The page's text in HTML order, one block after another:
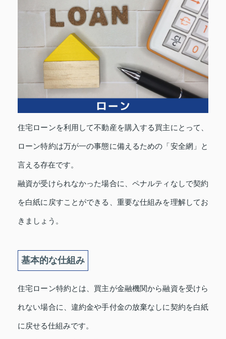
住宅ローンを利用して不動産を購入する買主にとって、
ローン特約は万が一の事態に備えるための「安全網」と
言える存在です。
融資が受けられなかった場合に、ペナルティなしで契約
を白紙に戻すことができる、重要な仕組みを理解してお
きましょう。
基本的な仕組み
住宅ローン特約とは、買主が金融機関から融資を受けら
れない場合に、違約金や手付金の放棄なしに契約を白紙
に戻せる仕組みです。